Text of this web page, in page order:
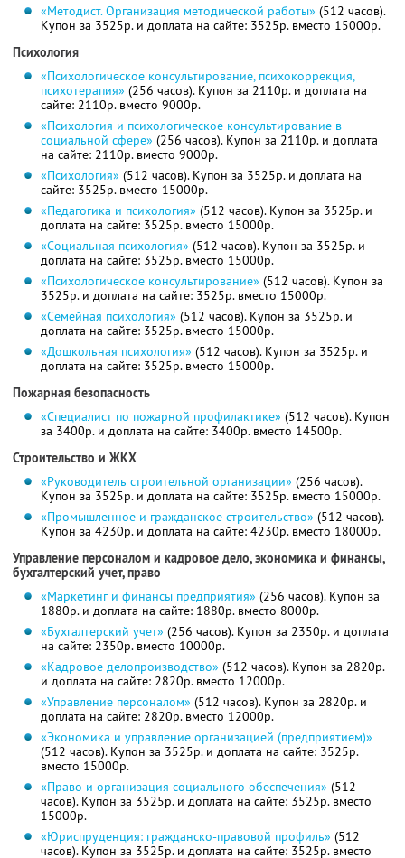
«Методист. Организация методической работы» (512 часов).
Купон за 3525р. и доплата на сайте: 3525р. вместо 15000р.
Психология
«Психологическое консультирование, психокоррекция,
психотерапия» (256 часов). Купон за 2110р. и доплата на
сайте: 2110р. вместо 9000р.
«Психология и психологическое консультирование в
социальной сфере» (256 часов). Купон за 2110р. и доплата
на сайте: 2110р. вместо 9000р.
«Психология» (512 часов). Купон за 3525р. и доплата на
сайте: 3525р. вместо 15000р.
«Педагогика и психология» (512 часов). Купон за 3525р. и
доплата на сайте: 3525р. вместо 15000р.
«Социальная психология» (512 часов). Купон за 3525р. и
доплата на сайте: 3525р. вместо 15000р.
«Психологическое консультирование» (512 часов). Купон за
3525р. и доплата на сайте: 3525р. вместо 15000р.
«Семейная психология» (512 часов). Купон за 3525р. и
доплата на сайте: 3525р. вместо 15000р.
«Дошкольная психология» (512 часов). Купон за 3525р. и
доплата на сайте: 3525р. вместо 15000р.
Пожарная безопасность
«Специалист по пожарной профилактике» (512 часов). Купон
за 3400р. и доплата на сайте: 3400р. вместо 14500р.
Строительство и ЖКХ
«Руководитель строительной организации» (256 часов).
Купон за 3525р. и доплата на сайте: 3525р. вместо 15000р.
«Промышленное и гражданское строительство» (512 часов).
Купон за 4230р. и доплата на сайте: 4230р. вместо 18000р.
Управление персоналом и кадровое дело, экономика и финансы,
бухгалтерский учет, право
«Маркетинг и финансы предприятия» (256 часов). Купон за
1880р. и доплата на сайте: 1880р. вместо 8000р.
«Бухгалтерский учет» (256 часов). Купон за 2350р. и доплата
на сайте: 2350р. вместо 10000р.
«Кадровое делопроизводство» (512 часов). Купон за 2820р.
и доплата на сайте: 2820р. вместо 12000р.
«Управление персоналом» (512 часов). Купон за 2820р. и
доплата на сайте: 2820р. вместо 12000р.
«Экономика и управление организацией (предприятием)»
(512 часов). Купон за 3525р. и доплата на сайте: 3525р.
вместо 15000р.
«Право и организация социального обеспечения» (512
часов). Купон за 3525р. и доплата на сайте: 3525р. вместо
15000р.
«Юриспруденция: гражданско-правовой профиль» (512
часов). Купон за 3525р. и доплата на сайте: 3525р. вместо